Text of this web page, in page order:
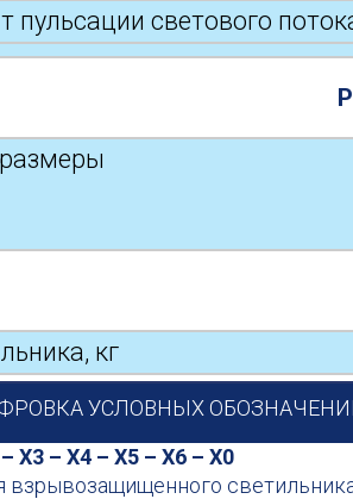
пульсации светового
кг
УСЛОВНЫХ
Х3 – Х4 – Х5 – Х6 – Х0
взрывозащищенного